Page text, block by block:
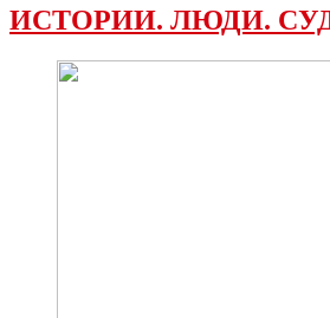
ИСТОРИИ. ЛЮДИ.